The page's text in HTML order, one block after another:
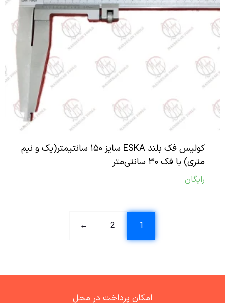
کولیس فک بلند ESKA سایز ۱۵۰ سانتیمتر(یک و نیم
متری) با فک ۳۰ سانتی‌متر
رایگان
1
2
←
امکان پرداخت در محل